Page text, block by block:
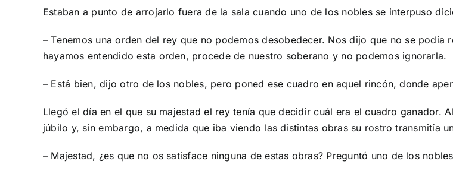
Estaban a punto de arrojarlo fuera de la sala cuando uno de los nobles se interpuso
– Tenemos una orden del rey que no podemos desobedecer. Nos dijo que no se
hayamos entendido esta orden, procede de nuestro soberano y no podemos ignorarla.
– Está bien, dijo otro de los nobles, pero poned ese cuadro en aquel rincón, donde
Llegó el día en el que su majestad el rey tenía que decidir cuál era el cuadro ganador.
júbilo y, sin embargo, a medida que iba viendo las distintas obras su rostro transmitía
– Majestad, ¿es que no os satisface ninguna de estas obras? Preguntó uno de los